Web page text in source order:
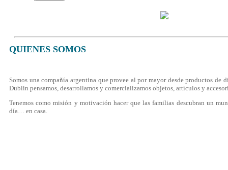
QUIENES SOMOS
Somos una compañía argentina que provee al por mayor desde productos de
Dublin pensamos, desarrollamos y comercializamos objetos, artículos y
Tenemos como misión y motivación hacer que las familias descubran un
día… en casa.